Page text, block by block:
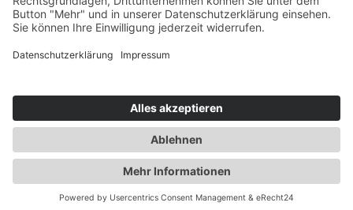
Abmeldung jederzeit möglich.
Verkauf nur an Unternehmer,
Gewerbetreibende, Freiberufler und
öffentliche Institutionen. Kein Verkauf an
Verbraucher i.S.d. § 13 BGB.